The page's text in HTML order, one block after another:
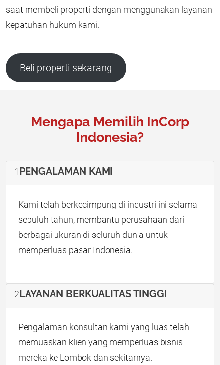
saat membeli properti dengan menggunakan layanan
kepatuhan hukum kami.
Beli properti sekarang
Mengapa Memilih InCorp
Indonesia?
1 PENGALAMAN KAMI
Kami telah berkecimpung di industri ini selama
sepuluh tahun, membantu perusahaan dari
berbagai ukuran di seluruh dunia untuk
memperluas pasar Indonesia.
2LAYANAN BERKUALITAS TINGGI
Pengalaman konsultan kami yang luas telah
memuaskan klien yang memperluas bisnis
mereka ke Lombok dan sekitarnya.